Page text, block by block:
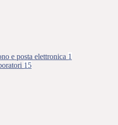
e posta elettronica 1
15